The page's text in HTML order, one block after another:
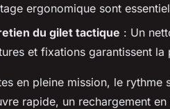
ergonomique sont
du gilet tactique : Un
et fixations garantissent la
en pleine mission, le rythme
rapide, un rechargement